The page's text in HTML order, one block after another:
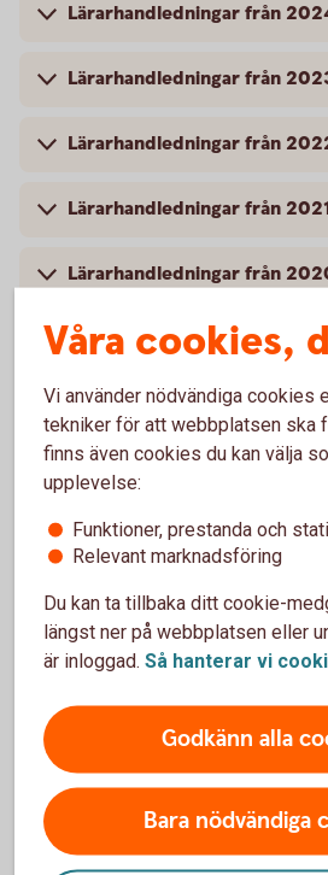
Lärarhandledningar från
Lärarhandledningar från
Lärarhandledningar från
Lärarhandledningar från
Lärarhandledningar från
Lärarhandledningar från 2019
Lärarhandledningar från
Lärarhandledningar från 2017
Lärarhandledningar från
Våra cookies,
Vi använder nödvändiga cookies
tekniker för att webbplatsen ska
finns även cookies du kan välja
upplevelse:
Funktioner, prestanda och
Relevant marknadsföring
Du kan ta tillbaka ditt cookie-
längst ner på webbplatsen eller
är inloggad. Så hanterar vi
Godkänn alla
Bara nödvändiga